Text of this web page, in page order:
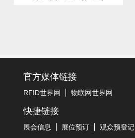
官方媒体链接
RFID世界网 物联网世界网
快捷链接
展会信息 展位预订 观众预登记